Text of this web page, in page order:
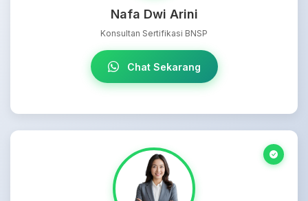
Nafa Dwi Arini
Konsultan Sertifikasi BNSP
Chat Sekarang